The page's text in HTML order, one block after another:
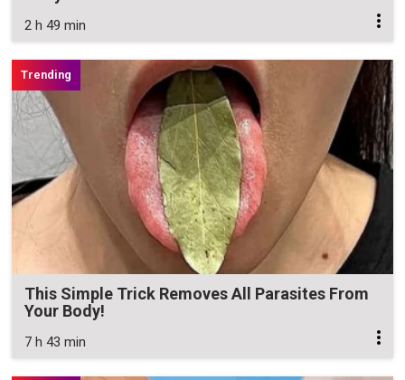
2 h 49 min
This Simple Trick Removes All Parasites From
Your Body!
7 h 43 min